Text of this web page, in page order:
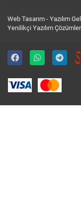
Web Tasarım - Yazılım
Yenilikçi Yazılım